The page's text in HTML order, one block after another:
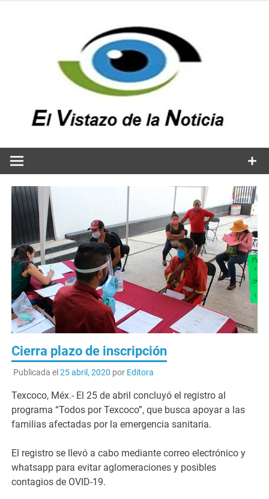
Cierra plazo de inscripción
Publicada el 25 abril, 2020 por Editora
Texcoco, Méx.- El 25 de abril concluyó el registro al
programa “Todos por Texcoco”, que busca apoyar a las
familias afectadas por la emergencia sanitaria.
El registro se llevó a cabo mediante correo electrónico y
whatsapp para evitar aglomeraciones y posibles
contagios de OVID-19.